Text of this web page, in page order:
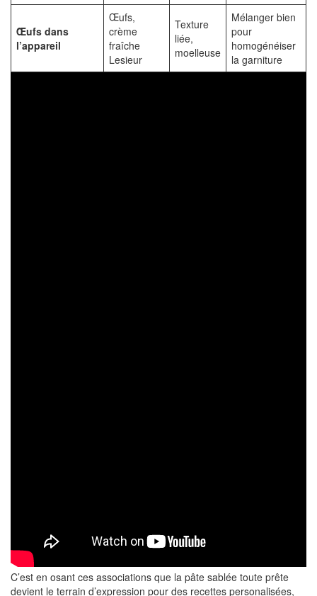
Œufs dans
l’appareil
Œufs,
crème
fraîche
Lesieur
Texture
liée,
moelleuse
Mélanger bien
pour
homogénéiser
la garniture
C’est en osant ces associations que la pâte sablée toute prête
devient le terrain d’expression pour des recettes personalisées,